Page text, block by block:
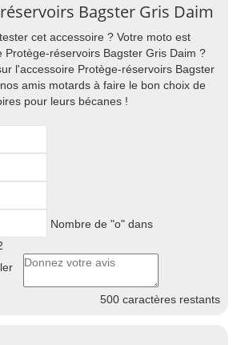
Bagster Gris Daim
cet accessoire ? Votre moto est
Protège-réservoirs Bagster Gris Daim ?
l'accessoire Protège-réservoirs Bagster
amis motards à faire le bon choix de
pour leurs bécanes !
Nombre de "o" dans
500 caractères restants